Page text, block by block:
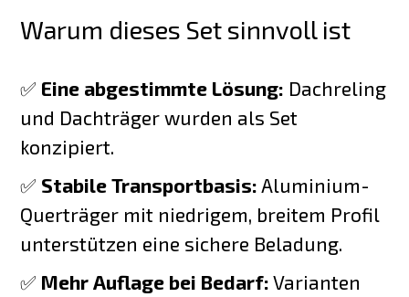
Warum dieses Set sinnvoll ist
✅ Eine abgestimmte Lösung: Dachreling
und Dachträger wurden als Set
konzipiert.
✅ Stabile Transportbasis: Aluminium-
Querträger mit niedrigem, breitem Profil
unterstützen eine sichere Beladung.
✅ Mehr Auflage bei Bedarf: Varianten